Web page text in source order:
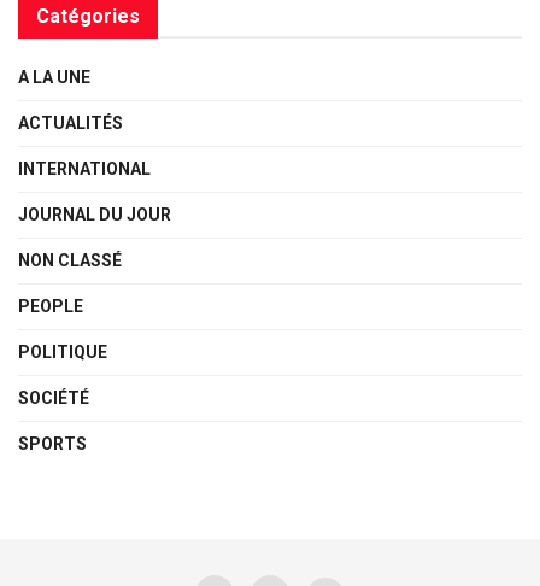
Catégories
A LA UNE
ACTUALITÉS
INTERNATIONAL
JOURNAL DU JOUR
NON CLASSÉ
PEOPLE
POLITIQUE
SOCIÉTÉ
SPORTS